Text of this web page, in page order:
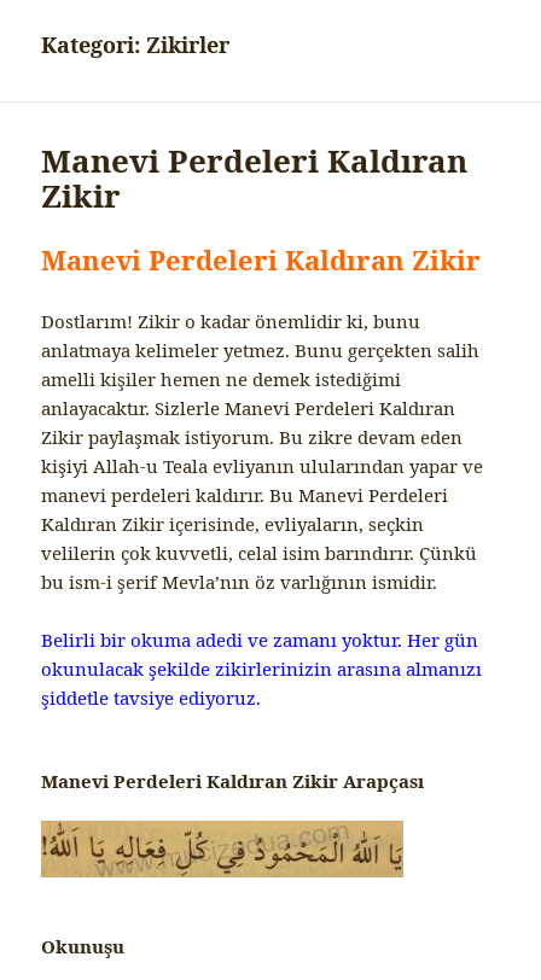
Kategori:Zikirler
Manevi Perdeleri Kaldıran
Zikir
Manevi Perdeleri Kaldıran Zikir
Dostlarım! Zikir o kadar önemlidir ki, bunu
anlatmaya kelimeler yetmez. Bunu gerçekten salih
amelli kişiler hemen ne demek istediğimi
anlayacaktır. Sizlerle Manevi Perdeleri Kaldıran
Zikir paylaşmak istiyorum. Bu zikre devam eden
kişiyi Allah-u Teala evliyanın ulularından yapar ve
manevi perdeleri kaldırır. Bu Manevi Perdeleri
Kaldıran Zikir içerisinde, evliyaların, seçkin
velilerin çok kuvvetli, celal isim barındırır. Çünkü
bu ism-i şerif Mevla’nın öz varlığının ismidir.
Belirli bir okuma adedi ve zamanı yoktur. Her gün
okunulacak şekilde zikirlerinizin arasına almanızı
şiddetle tavsiye ediyoruz.
Manevi Perdeleri Kaldıran Zikir Arapçası
Okunuşu